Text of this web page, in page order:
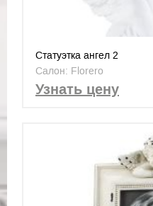
Статуэтка ангел 2
Салон: Florero
Узнать цену